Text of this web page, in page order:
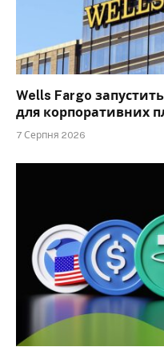
Wells Fargo
для корпоративних
7 Серпня 2026